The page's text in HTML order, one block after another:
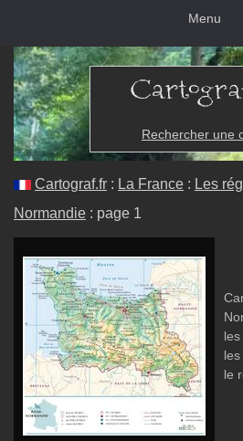
Menu
Rechercher une
Cartograf.fr : La France : Les
Normandie : page 1
le